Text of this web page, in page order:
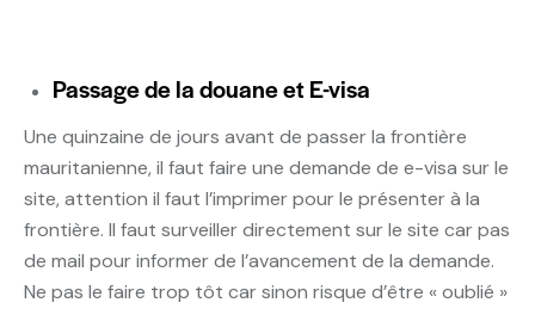
Passage de la douane et E-visa
Une quinzaine de jours avant de passer la frontière
mauritanienne, il faut faire une demande de e-visa sur le
site, attention il faut l’imprimer pour le présenter à la
frontière. Il faut surveiller directement sur le site car pas
de mail pour informer de l’avancement de la demande.
Ne pas le faire trop tôt car sinon risque d’être « oublié »